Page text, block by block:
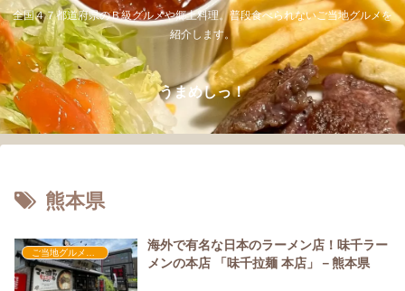
全国４７都道府県のＢ級グルメや郷土料理。普段食べられないご当地グルメを
紹介します。
うまめしっ！
熊本県
ご当地グルメの人気店
海外で有名な日本のラーメン店！味千ラー
メンの本店 「味千拉麺 本店」－熊本県